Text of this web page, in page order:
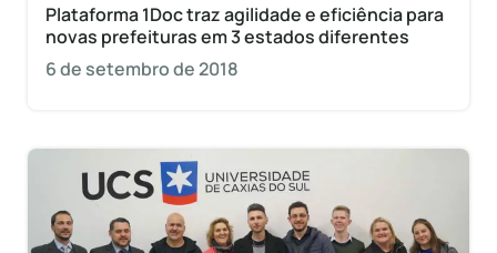
Plataforma 1Doc traz agilidade e eficiência para
novas prefeituras em 3 estados diferentes
6 de setembro de 2018